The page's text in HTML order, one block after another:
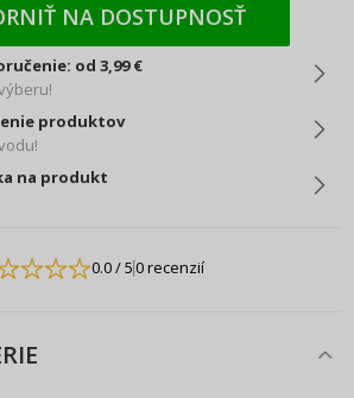
NA DOSTUPNOSŤ
od 3,99 €
produktov
na produkt
0.0/ 50 recenzií